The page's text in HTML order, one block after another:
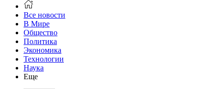
Все новости
В Мире
Общество
Политика
Экономика
Технологии
Наука
Еще